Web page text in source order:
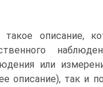
описание,
или
описание), так и